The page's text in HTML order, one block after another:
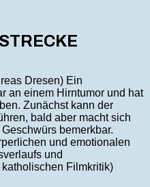
Dresen) Ein
an einem Hirntumor und hat
Zunächst kann der
bald aber macht sich
bemerkbar.
und emotionalen
und
Filmkritik)